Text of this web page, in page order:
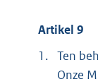
Artikel 9
1. Ten
Onze